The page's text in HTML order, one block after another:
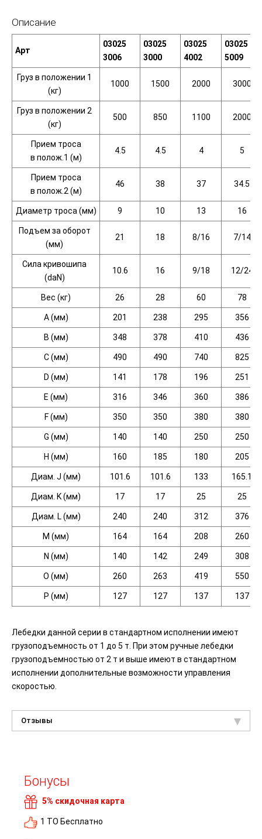
Описание
Арт
03025
3006
03025
3000
03025
4002
03025
5009
Груз в положении 1
(кг)
1000 1500 2000 3000
Груз в положении 2
(кг)
500 850 1100 2000
Прием троса
в полож.1 (м)
4.5 4.5 4 5
Прием троса
в полож.2 (м)
46 38 37 34.5
Диаметр троса (мм) 9 10 13 16
Подъем за оборот
(мм)
21 18 8/16 7/14
Сила кривошипа
(daN)
10.6 16 9/18 12/24
Вес (кг) 26 28 60 78
A (мм) 201 238 295 356
B (мм) 348 378 410 436
C (мм) 490 490 740 825
D (мм) 141 178 196 251
E (мм) 316 346 360 386
F (мм) 350 350 380 380
G (мм) 140 140 250 250
H (мм) 160 185 180 205
Диам. J (мм) 101.6 101.6 133 165.1
Диам. K(мм) 17 17 25 25
Диам. L (мм) 240 240 312 376
M (мм) 164 164 208 260
N (мм) 140 142 249 308
O (мм) 260 263 419 550
P (мм) 127 127 137 137
Лебедки данной серии в стандартном исполнении имеют
грузоподъемность от 1 до 5 т. При этом ручные лебедки
грузоподъемностью от 2 т и выше имеют в стандартном
исполнении дополнительные возможности управления
скоростью.
Отзывы
Бонусы
5% скидочная карта
1 ТО Бесплатно